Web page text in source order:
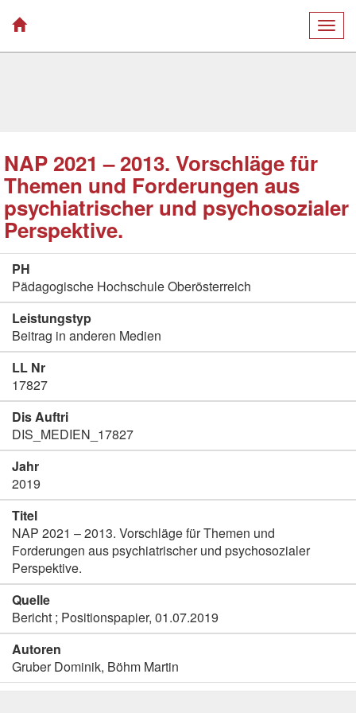
NAP 2021 – 2013. Vorschläge für
Themen und Forderungen aus
psychiatrischer und psychosozialer
Perspektive.
PH
Pädagogische Hochschule Oberösterreich
Leistungstyp
Beitrag in anderen Medien
LL Nr
17827
Dis Auftri
DIS_MEDIEN_17827
Jahr
2019
Titel
NAP 2021 – 2013. Vorschläge für Themen und
Forderungen aus psychiatrischer und psychosozialer
Perspektive.
Quelle
Bericht ; Positionspapier, 01.07.2019
Autoren
Gruber Dominik, Böhm Martin